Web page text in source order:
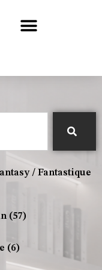
/ Fantastique
(57)
(6)